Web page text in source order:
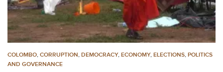
COLOMBO, CORRUPTION, DEMOCRACY, ECONOMY, ELECTIONS, POLITICS
AND GOVERNANCE